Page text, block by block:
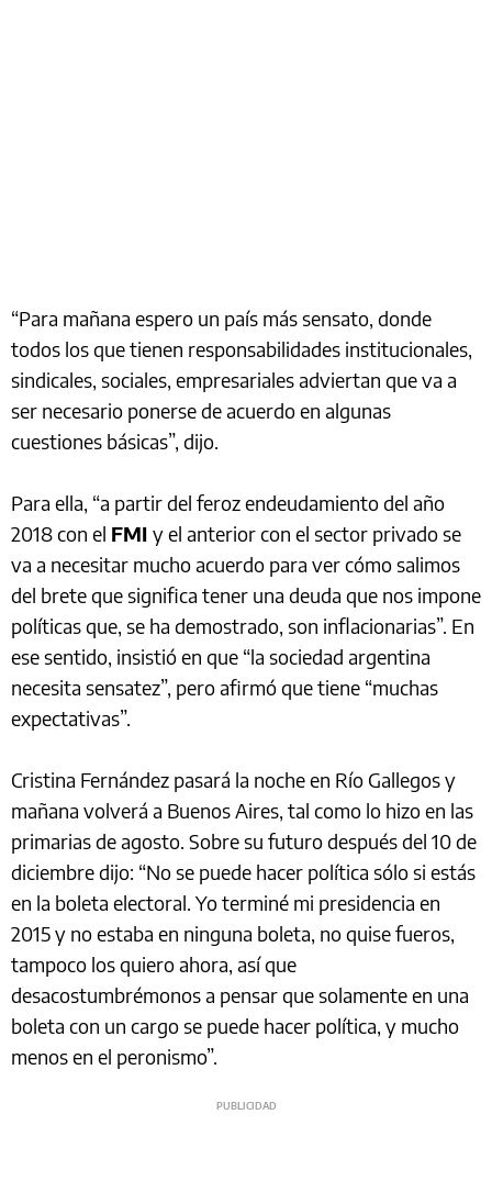
“Para mañana espero un país más sensato, donde
todos los que tienen responsabilidades institucionales,
sindicales, sociales, empresariales adviertan que va a
ser necesario ponerse de acuerdo en algunas
cuestiones básicas”, dijo.
Para ella, “a partir del feroz endeudamiento del año
2018 con el FMI y el anterior con el sector privado se
va a necesitar mucho acuerdo para ver cómo salimos
del brete que significa tener una deuda que nos impone
políticas que, se ha demostrado, son inflacionarias”. En
ese sentido, insistió en que “la sociedad argentina
necesita sensatez”, pero afirmó que tiene “muchas
expectativas”.
Cristina Fernández pasará la noche en Río Gallegos y
mañana volverá a Buenos Aires, tal como lo hizo en las
primarias de agosto. Sobre su futuro después del 10 de
diciembre dijo: “No se puede hacer política sólo si estás
en la boleta electoral. Yo terminé mi presidencia en
2015 y no estaba en ninguna boleta, no quise fueros,
tampoco los quiero ahora, así que
desacostumbrémonos a pensar que solamente en una
boleta con un cargo se puede hacer política, y mucho
menos en el peronismo”.